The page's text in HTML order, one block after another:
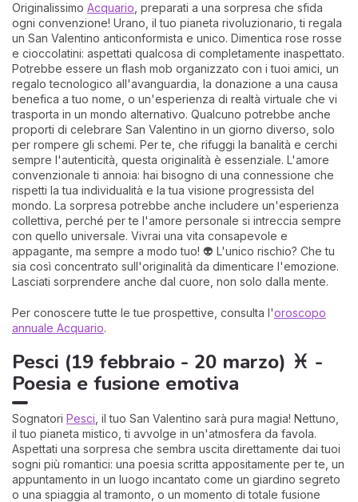
Originalissimo Acquario , preparati a una sorpresa che sfida
ogni convenzione! Urano, il tuo pianeta rivoluzionario, ti regala
un San Valentino anticonformista e unico. Dimentica rose rosse
e cioccolatini: aspettati qualcosa di completamente inaspettato.
Potrebbe essere un flash mob organizzato con i tuoi amici, un
regalo tecnologico all'avanguardia, la donazione a una causa
benefica a tuo nome, o un'esperienza di realtà virtuale che vi
trasporta in un mondo alternativo. Qualcuno potrebbe anche
proporti di celebrare San Valentino in un giorno diverso, solo
per rompere gli schemi. Per te, che rifuggi la banalità e cerchi
sempre l'autenticità, questa originalità è essenziale. L'amore
convenzionale ti annoia: hai bisogno di una connessione che
rispetti la tua individualità e la tua visione progressista del
mondo. La sorpresa potrebbe anche includere un'esperienza
collettiva, perché per te l'amore personale si intreccia sempre
con quello universale. Vivrai una vita consapevole e
appagante, ma sempre a modo tuo! 👽 L'unico rischio? Che tu
sia così concentrato sull'originalità da dimenticare l'emozione.
Lasciati sorprendere anche dal cuore, non solo dalla mente.
Per conoscere tutte le tue prospettive, consulta l'oroscopo
annuale Acquario.
Pesci (19 febbraio - 20 marzo) ♓ -
Poesia e fusione emotiva
Sognatori Pesci , il tuo San Valentino sarà pura magia! Nettuno,
il tuo pianeta mistico, ti avvolge in un'atmosfera da favola.
Aspettati una sorpresa che sembra uscita direttamente dai tuoi
sogni più romantici: una poesia scritta appositamente per te, un
appuntamento in un luogo incantato come un giardino segreto
o una spiaggia al tramonto, o un momento di totale fusione